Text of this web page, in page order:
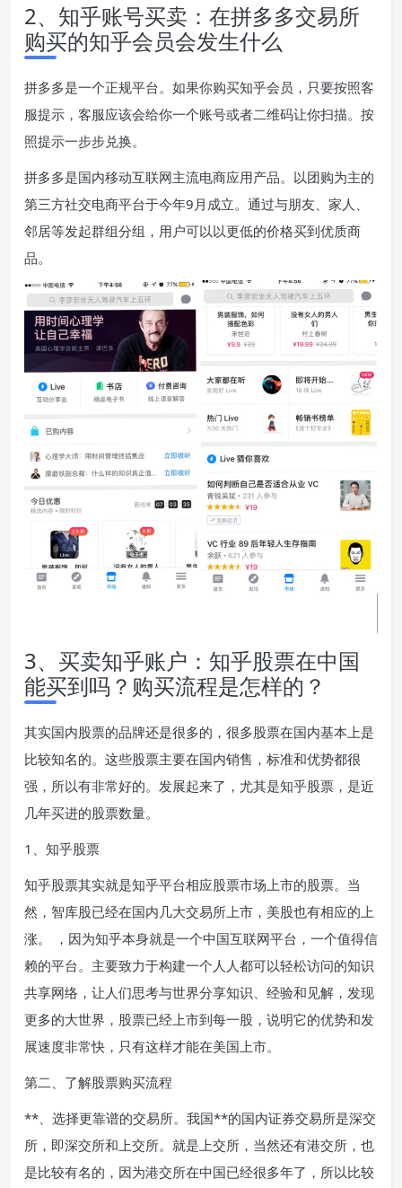
2、知乎账号买卖：在拼多多交易所
购买的知乎会员会发生什么
拼多多是一个正规平台。如果你购买知乎会员，只要按照客
服提示，客服应该会给你一个账号或者二维码让你扫描。按
照提示一步步兑换。
拼多多是国内移动互联网主流电商应用产品。以团购为主的
第三方社交电商平台于今年9月成立。通过与朋友、家人、
邻居等发起群组分组，用户可以以更低的价格买到优质商
品。
3、买卖知乎账户：知乎股票在中国
能买到吗？购买流程是怎样的？
其实国内股票的品牌还是很多的，很多股票在国内基本上是
比较知名的。这些股票主要在国内销售，标准和优势都很
强，所以有非常好的。发展起来了，尤其是知乎股票，是近
几年买进的股票数量。
1、知乎股票
知乎股票其实就是知乎平台相应股票市场上市的股票。当
然，智库股已经在国内几大交易所上市，美股也有相应的上
涨。 ，因为知乎本身就是一个中国互联网平台，一个值得信
赖的平台。主要致力于构建一个人人都可以轻松访问的知识
共享网络，让人们思考与世界分享知识、经验和见解，发现
更多的大世界，股票已经上市到每一股，说明它的优势和发
展速度非常快，只有这样才能在美国上市。
第二、了解股票购买流程
**、选择更靠谱的交易所。我国**的国内证券交易所是深交
所，即深交所和上交所。就是上交所，当然还有港交所，也
是比较有名的，因为港交所在中国已经很多年了，所以比较